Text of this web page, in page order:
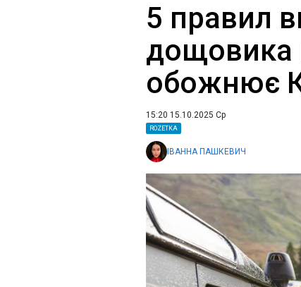
5 правил
дощовика
обожнює
15:20 15.10.2025 Ср
ROZETKA
ІВАННА ПАШКЕВИЧ